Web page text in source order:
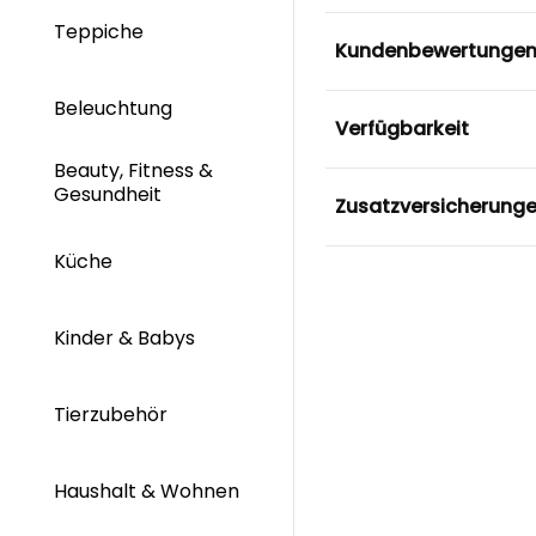
Teppiche
Beleuchtung
Beauty, Fitness &
Gesundheit
Küche
Kinder & Babys
Tierzubehör
Haushalt & Wohnen
Kundenbewertungen
Verfügbarkeit